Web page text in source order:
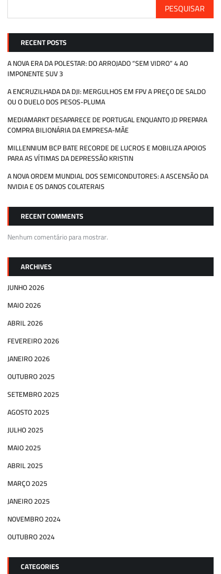
PESQUISAR
RECENT POSTS
A NOVA ERA DA POLESTAR: DO ARROJADO “SEM VIDRO” 4 AO
IMPONENTE SUV 3
A ENCRUZILHADA DA DJI: MERGULHOS EM FPV A PREÇO DE SALDO
OU O DUELO DOS PESOS-PLUMA
MEDIAMARKT DESAPARECE DE PORTUGAL ENQUANTO JD PREPARA
COMPRA BILIONÁRIA DA EMPRESA-MÃE
MILLENNIUM BCP BATE RECORDE DE LUCROS E MOBILIZA APOIOS
PARA AS VÍTIMAS DA DEPRESSÃO KRISTIN
A NOVA ORDEM MUNDIAL DOS SEMICONDUTORES: A ASCENSÃO DA
NVIDIA E OS DANOS COLATERAIS
RECENT COMMENTS
Nenhum comentário para mostrar.
ARCHIVES
JUNHO 2026
MAIO 2026
ABRIL 2026
FEVEREIRO 2026
JANEIRO 2026
OUTUBRO 2025
SETEMBRO 2025
AGOSTO 2025
JULHO 2025
MAIO 2025
ABRIL 2025
MARÇO 2025
JANEIRO 2025
NOVEMBRO 2024
OUTUBRO 2024
CATEGORIES